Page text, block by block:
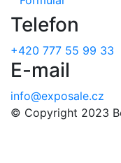
Telefon
+420 777 55 99 33
E-mail
info@exposale.cz
© Copyright 2023